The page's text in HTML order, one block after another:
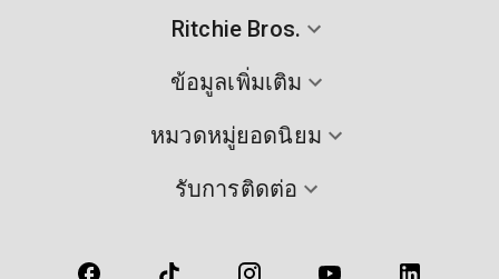
Ritchie Bros.
ข้อมูลเพิ่มเติม
หมวดหมู่ยอดนิยม
รับการติดต่อ